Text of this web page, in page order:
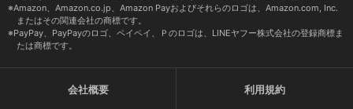
Amazon、Amazon.co.jp、Amazon Payおよびそれらのロゴは、Amazon.com, Inc.
またはその関連会社の商標です。
PayPay、PayPayのロゴ、ペイペイ、Ｐのロゴは、LINEヤフー株式会社の登録商標ま
たは商標です。
会社概要 利用規約